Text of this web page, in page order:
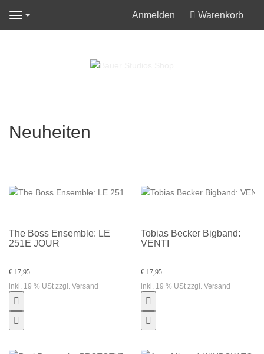
Navigation Anmelden Warenkorb
Neuheiten
The Boss Ensemble: LE
251E JOUR
€ 17,95
inkl. 19 % USt zzgl. Versand
Tobias Becker Bigband:
VENTI
€ 17,95
inkl. 19 % USt zzgl. Versand